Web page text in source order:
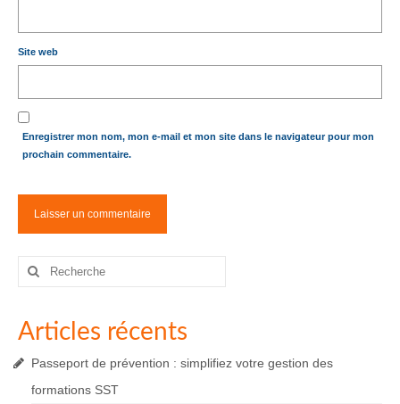
Site web
Enregistrer mon nom, mon e-mail et mon site dans le navigateur pour mon
prochain commentaire.
Rechercher
Articles récents
Passeport de prévention : simplifiez votre gestion des
formations SST